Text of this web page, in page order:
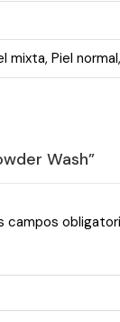
mixta, Piel normal,
Wash”
campos